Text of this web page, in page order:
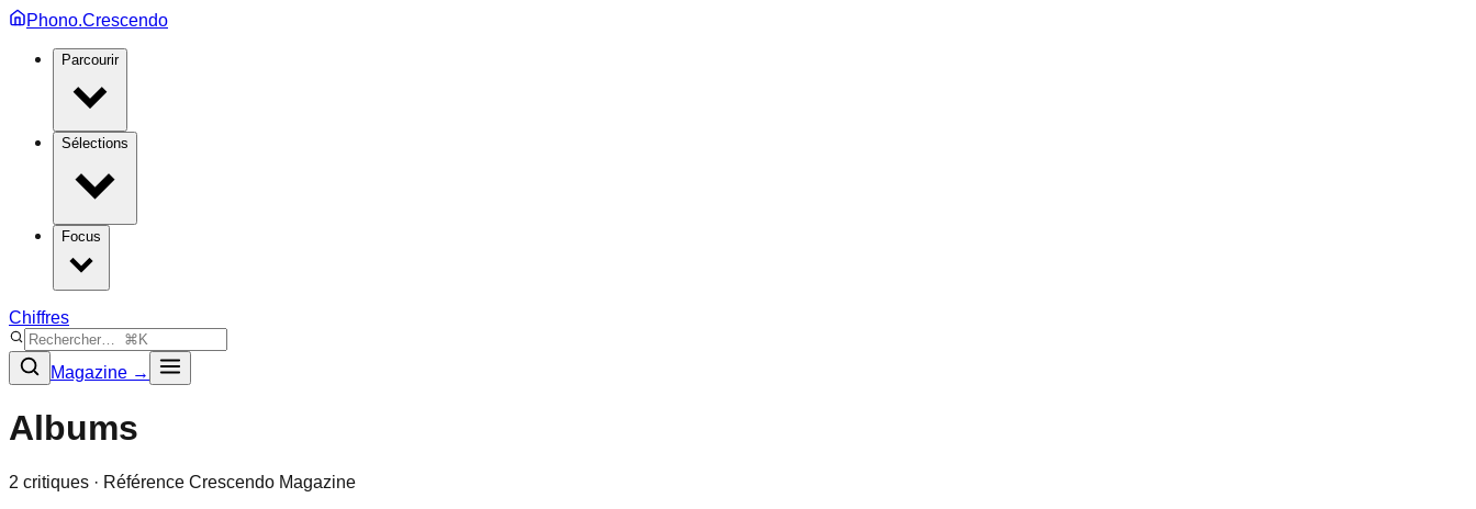
Phono.Crescendo
Parcourir
Sélections
Focus
Chiffres
Magazine →
Albums
2 critiques · Référence Crescendo Magazine